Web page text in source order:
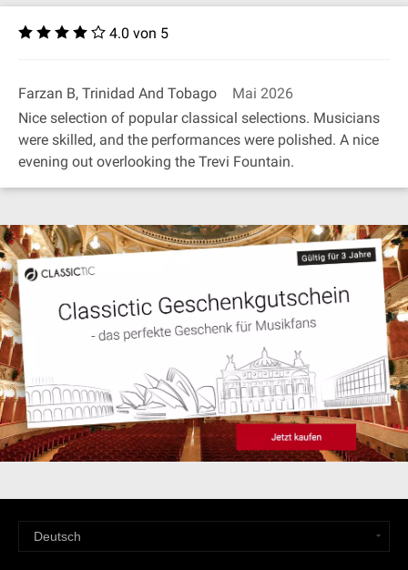
4.0 von 5
Farzan B, Trinidad And Tobago
Mai 2026
Nice selection of popular classical selections. Musicians
were skilled, and the performances were polished. A nice
evening out overlooking the Trevi Fountain.